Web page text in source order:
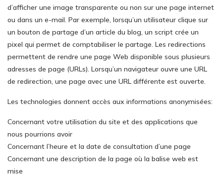
d’afficher une image transparente ou non sur une page internet
ou dans un e-mail. Par exemple, lorsqu’un utilisateur clique sur
un bouton de partage d’un article du blog, un script crée un
pixel qui permet de comptabiliser le partage. Les redirections
permettent de rendre une page Web disponible sous plusieurs
adresses de page (URLs). Lorsqu’un navigateur ouvre une URL
de redirection, une page avec une URL différente est ouverte.
Les technologies donnent accès aux informations anonymisées:
Concernant votre utilisation du site et des applications que
nous pourrions avoir
Concernant l’heure et la date de consultation d’une page
Concernant une description de la page où la balise web est
mise